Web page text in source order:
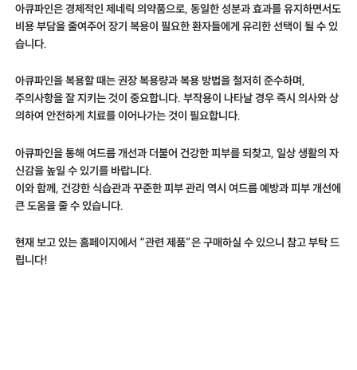
아큐파인은 경제적인 제네릭 의약품으로, 동일한 성분과 효과를 유지하면서도
비용 부담을 줄여주어 장기 복용이 필요한 환자들에게 유리한 선택이 될 수 있
습니다.
아큐파인을 복용할 때는 권장 복용량과 복용 방법을 철저히 준수하며,
주의사항을 잘 지키는 것이 중요합니다. 부작용이 나타날 경우 즉시 의사와 상
의하여 안전하게 치료를 이어나가는 것이 필요합니다.
아큐파인을 통해 여드름 개선과 더불어 건강한 피부를 되찾고, 일상 생활의 자
신감을 높일 수 있기를 바랍니다.
이와 함께, 건강한 식습관과 꾸준한 피부 관리 역시 여드름 예방과 피부 개선에
큰 도움을 줄 수 있습니다.
현재 보고 있는 홈페이지에서 “관련 제품”은 구매하실 수 있으니 참고 부탁 드
립니다!